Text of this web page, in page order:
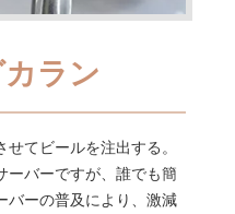
ラン
てビールを注出する。
ーバーですが、誰でも簡
バーの普及により、激減